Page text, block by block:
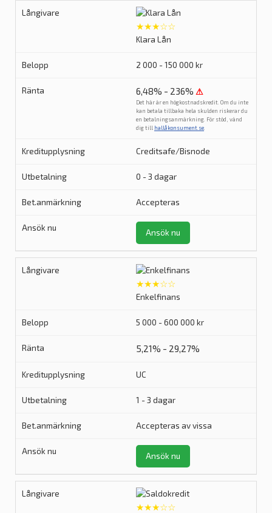
★★★☆☆
Klara Lån
2 000 - 150 000 kr
6,48% - 236% ⚠
Det här är en högkostnadskredit. Om du inte
kan betala tillbaka hela skulden riskerar du
en betalningsanmärkning. För stöd, vänd
dig till hallåkonsument.se
Creditsafe/Bisnode
0 - 3 dagar
Accepteras
Ansök nu
★★★☆☆
Enkelfinans
5 000 - 600 000 kr
5,21% - 29,27%
UC
1 - 3 dagar
Accepteras av vissa
Ansök nu
★★★☆☆